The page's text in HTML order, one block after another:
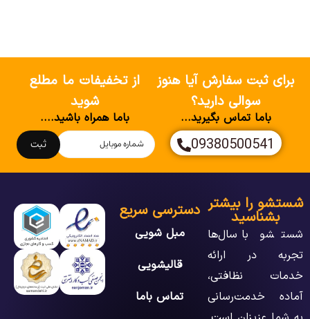
برای ثبت سفارش آیا هنوز
سوالی دارید؟
باما تماس بگیرید...
09380500541
از تخفیفات ما مطلع
شوید
باما همراه باشید....
ثبت
شستشو را بیشتر
بشناسید
شستشو با سال‌ها
تجربه در ارائه
خدمات نظافتی،
آماده خدمت‌رسانی
دسترسی سریع
مبل شویی
قالیشویی
تماس باما